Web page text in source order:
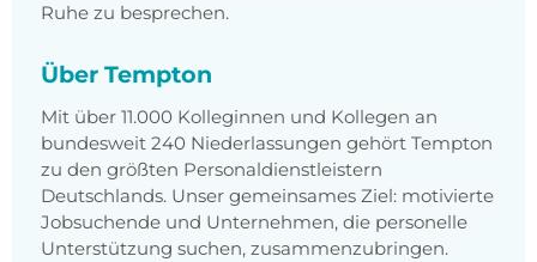
Ruhe zu besprechen.
Über Tempton
Mit über 11.000 Kolleginnen und Kollegen an
bundesweit 240 Niederlassungen gehört Tempton
zu den größten Personaldienstleistern
Deutschlands. Unser gemeinsames Ziel: motivierte
Jobsuchende und Unternehmen, die personelle
Unterstützung suchen, zusammenzubringen.